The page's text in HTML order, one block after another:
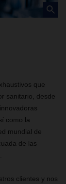
que
sanitario, desde
como la
mundial de
de las
clientes y nos